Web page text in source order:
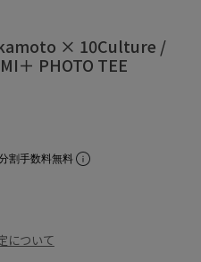
× 10Culture /
＋ PHOTO TEE
割手数料無料
について